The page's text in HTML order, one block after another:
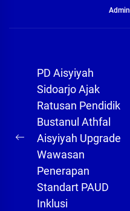
Admin
Navigasi
pos
Previous
PD Aisyiyah
Sidoarjo Ajak
Ratusan Pendidik
Bustanul Athfal
Aisyiyah Upgrade
Wawasan
Penerapan
Standart PAUD
Inklusi